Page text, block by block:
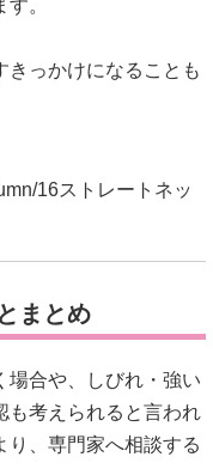
さ緩和のひとつとして
は姿勢・運動・生活環
ます。
すか」まで意識する
れません。